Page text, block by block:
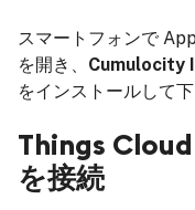
スマートフォンで
を開き、 Cumulocity
をインストールして下
Things
を接続